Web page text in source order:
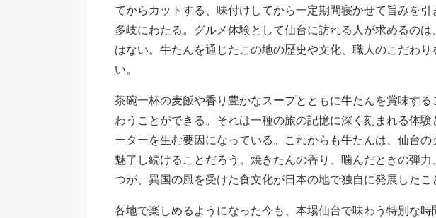
てからカットする、味付けしてから一定期間寝かせて旨みを
多岐にわたる。グルメ体験として仙台に訪れる人が求めるの
はない。牛たんを通じたこの地の歴史や文化、職人のこだわ
い。
茶碗一杯の麦飯や香り豊かなスープとともに牛たんを賞味す
わうことができる。それは一種の旅の記憶に深く刻まれる体
ーターを生む要因になっている。これからも牛たんは、仙台
魅了し続けることだろう。焼きたんの香り、噛んだときの弾
つが、異国の風を受けた食文化が日本の地で独自に発展したこ
各地で楽しめるようになった今も、本場仙台で味わう特別な時